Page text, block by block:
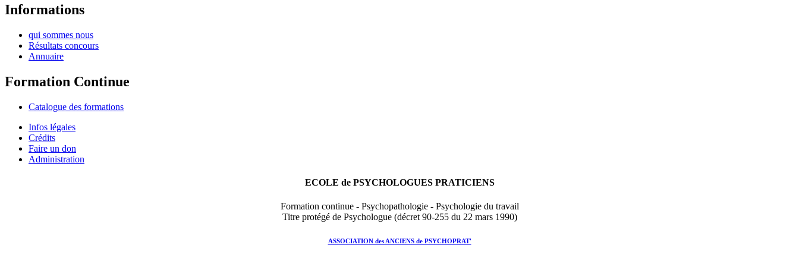
Informations
qui sommes nous
Résultats concours
Annuaire
Formation Continue
Catalogue des formations
Infos légales
Crédits
Faire un don
Administration
ECOLE de PSYCHOLOGUES PRATICIENS
Formation continue - Psychopathologie - Psychologie du travail
Titre protégé de Psychologue (décret 90-255 du 22 mars 1990)
ASSOCIATION des ANCIENS de PSYCHOPRAT'